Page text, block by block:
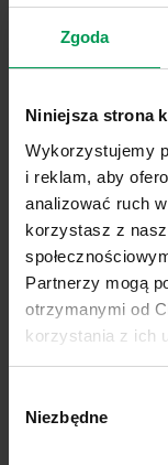
Zgoda
Niniejsza strona
Wykorzystujemy
i reklam, aby
analizować ruch
korzystasz z
Partnerzy mogą
otrzymanymi od
korzystania z ich
Link do informacji
zgody
Niezbędne
znajdują się
konieczność
ziemi.
ekspansji –
charakteru
do walki z tym